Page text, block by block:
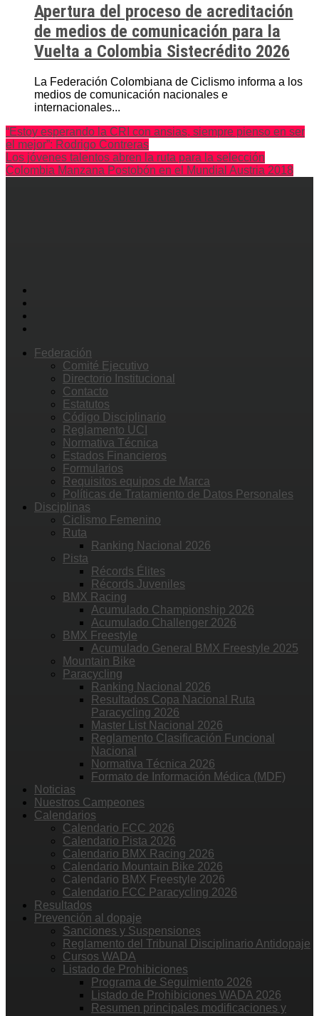
Apertura del proceso de acreditación
de medios de comunicación para la
Vuelta a Colombia Sistecrédito 2026
La Federación Colombiana de Ciclismo informa a los
medios de comunicación nacionales e
internacionales...
“Estoy esperando la CRI con ansias, siempre pienso en ser
el mejor”: Rodrigo Contreras
Los jóvenes talentos abren la ruta para la selección
Colombia Manzana Postobón en el Mundial Austria 2018
Federación
Comité Ejecutivo
Directorio Institucional
Contacto
Estatutos
Código Disciplinario
Reglamento UCI
Normativa Técnica
Estados Financieros
Formularios
Requisitos equipos de Marca
Políticas de Tratamiento de Datos Personales
Disciplinas
Ciclismo Femenino
Ruta
Ranking Nacional 2026
Pista
Récords Élites
Récords Juveniles
BMX Racing
Acumulado Championship 2026
Acumulado Challenger 2026
BMX Freestyle
Acumulado General BMX Freestyle 2025
Mountain Bike
Paracycling
Ranking Nacional 2026
Resultados Copa Nacional Ruta
Paracycling 2026
Master List Nacional 2026
Reglamento Clasificación Funcional
Nacional
Normativa Técnica 2026
Formato de Información Médica (MDF)
Noticias
Nuestros Campeones
Calendarios
Calendario FCC 2026
Calendario Pista 2026
Calendario BMX Racing 2026
Calendario Mountain Bike 2026
Calendario BMX Freestyle 2026
Calendario FCC Paracycling 2026
Resultados
Prevención al dopaje
Sanciones y Suspensiones
Reglamento del Tribunal Disciplinario Antidopaje
Cursos WADA
Listado de Prohibiciones
Programa de Seguimiento 2026
Listado de Prohibiciones WADA 2026
Resumen principales modificaciones y